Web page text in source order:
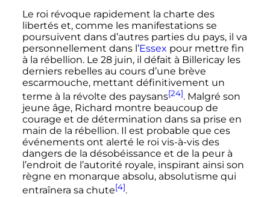
Le roi révoque rapidement la charte des
libertés et, comme les manifestations se
poursuivent dans d’autres parties du pays, il va
personnellement dans l’Essex pour mettre fin
à la rébellion. Le 28 juin, il défait à Billericay les
derniers rebelles au cours d’une brève
escarmouche, mettant définitivement un
terme à la révolte des paysans[24]. Malgré son
jeune âge, Richard montre beaucoup de
courage et de détermination dans sa prise en
main de la rébellion. Il est probable que ces
événements ont alerté le roi vis-à-vis des
dangers de la désobéissance et de la peur à
l’endroit de l’autorité royale, inspirant ainsi son
règne en monarque absolu, absolutisme qui
entraînera sa chute[4].